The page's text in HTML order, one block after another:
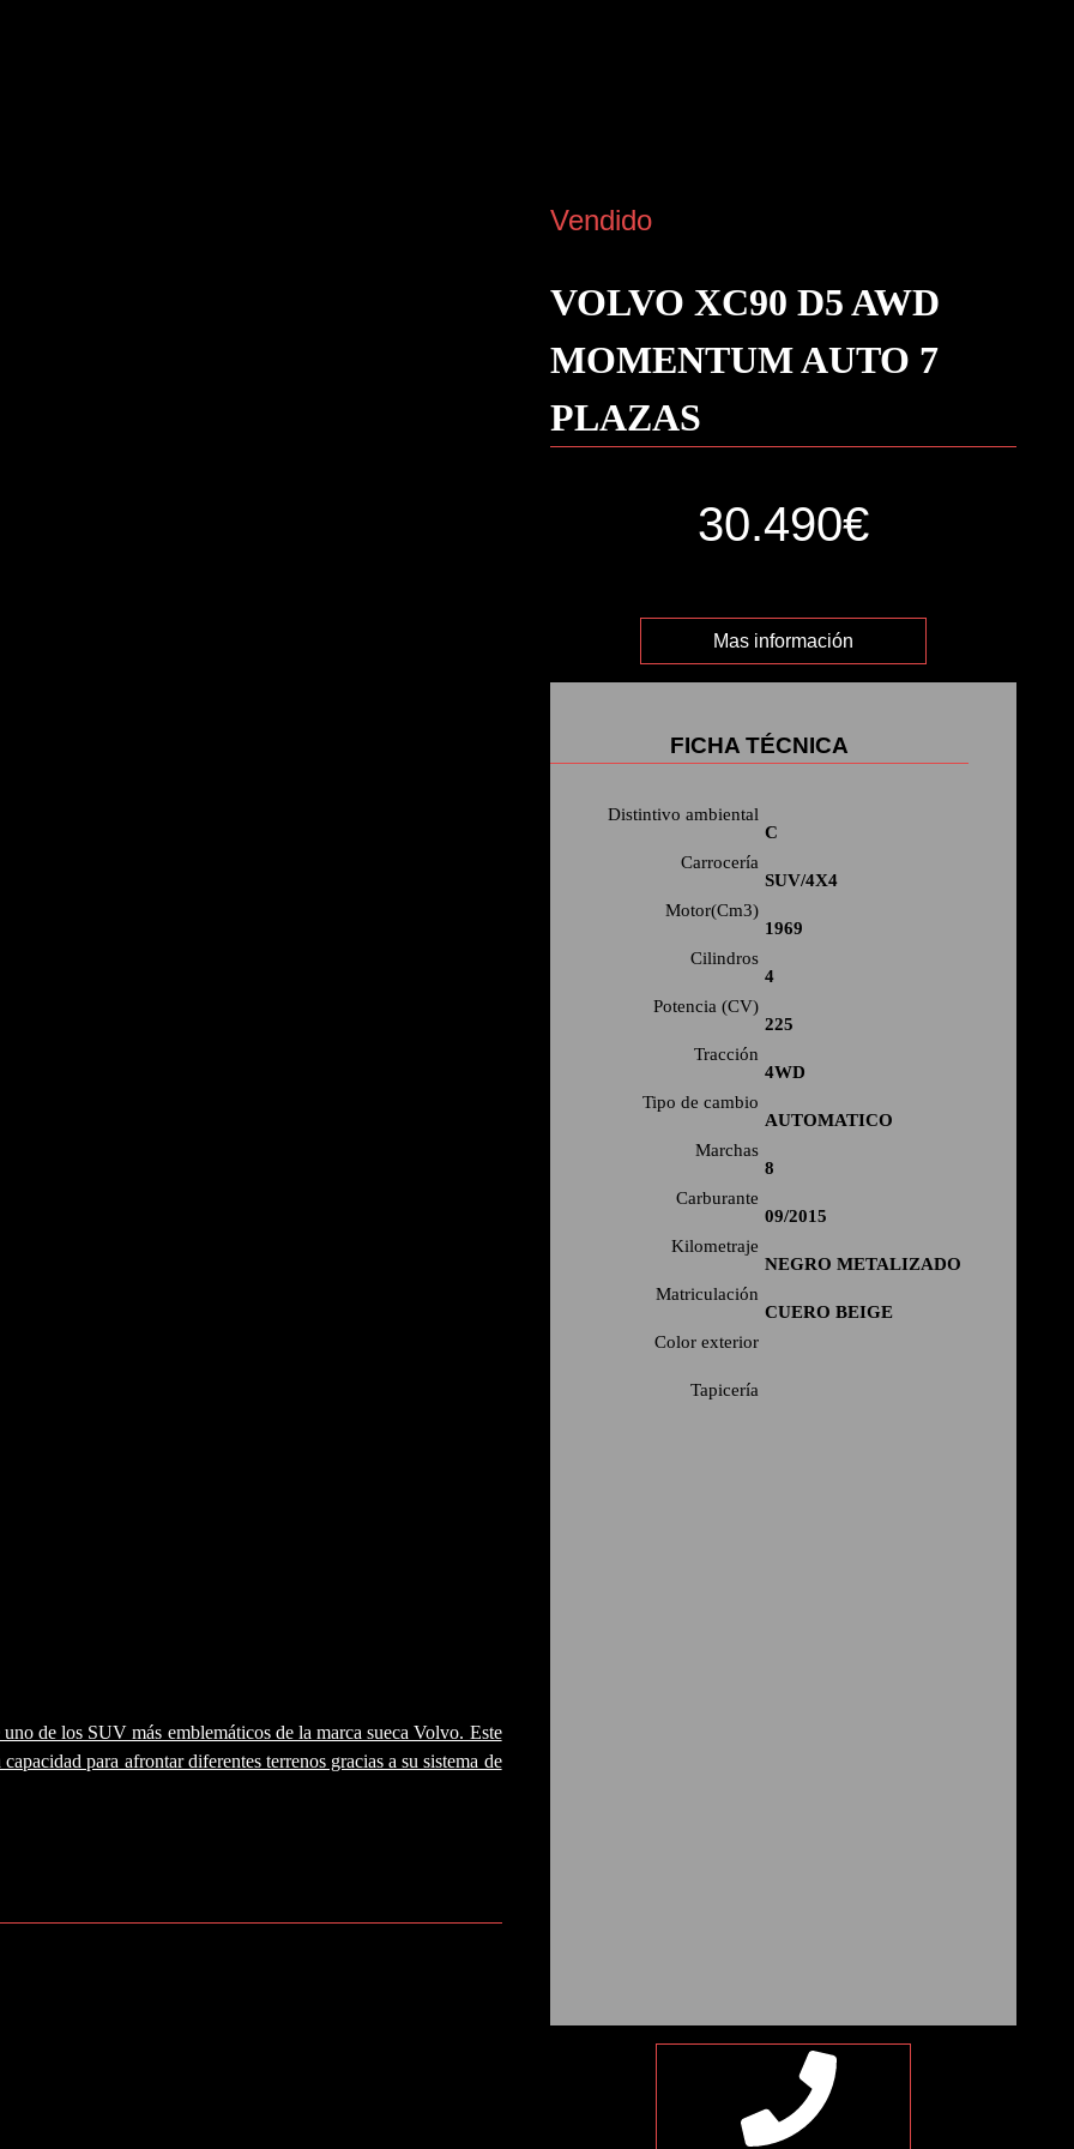
de los SUV más emblemáticos de la marca sueca Volvo. Este
para afrontar diferentes terrenos gracias a su sistema de
Vendido
VOLVO XC90 D5 AWD
MOMENTUM AUTO 7
PLAZAS
30.490€
Mas información
FICHA TÉCNICA
Distintivo ambiental
Carrocería
Motor(Cm3)
Cilindros
Potencia (CV)
Tracción
Tipo de cambio
Marchas
Carburante
Kilometraje
Matriculación
Color exterior
Tapicería
C
SUV/4X4
1969
4
225
4WD
AUTOMATICO
8
09/2015
NEGRO METALIZADO
CUERO BEIGE